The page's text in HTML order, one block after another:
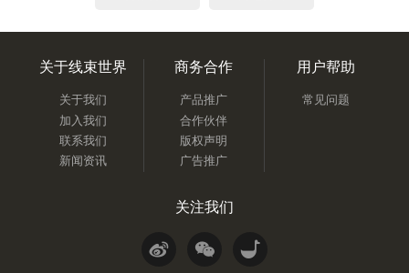
关于线束世界
关于我们
加入我们
联系我们
新闻资讯
商务合作
产品推广
合作伙伴
版权声明
广告推广
用户帮助
常见问题
关注我们